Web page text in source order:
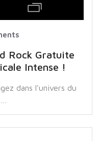
Rock Gratuite
Intense !
dans l'univers du